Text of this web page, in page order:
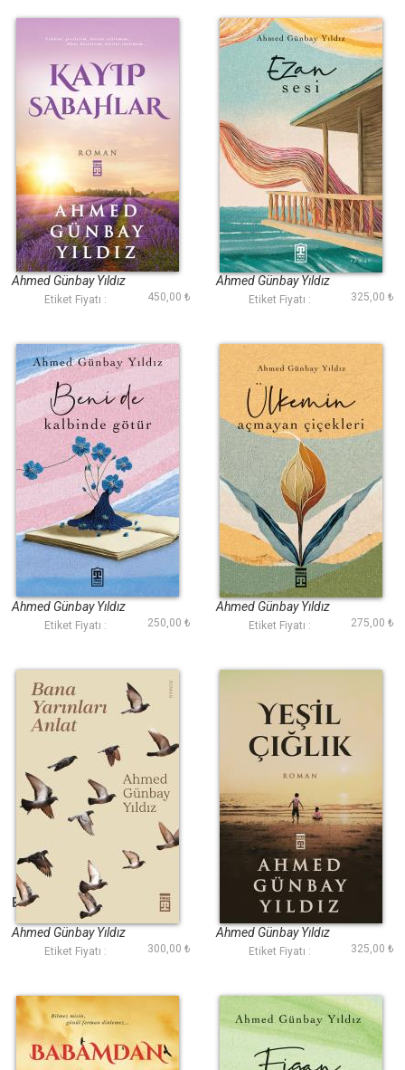
Kayıp Sabahlar
Ahmed Günbay Yıldız
Etiket Fiyatı : 450,00 ₺
Ezan Sesi
Ahmed Günbay Yıldız
Etiket Fiyatı : 325,00 ₺
Beni de Kalbinde
Ahmed Günbay Yıldız
Etiket Fiyatı : 250,00 ₺
Ülkemin Açmayan
Çiçekleri
Ahmed Günbay Yıldız
Etiket Fiyatı : 275,00 ₺
Bana Yarınları Anlat
Ahmed Günbay Yıldız
Etiket Fiyatı : 300,00 ₺
Yeşil Çığlık
Ahmed Günbay Yıldız
Etiket Fiyatı : 325,00 ₺